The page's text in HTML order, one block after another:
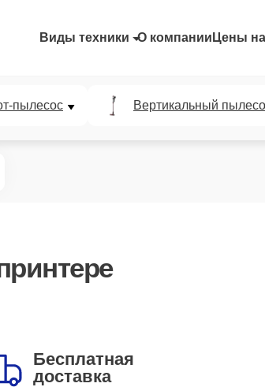
Виды техники О компании Цены
пылесос Вертикальный
Бесплатная
доставка